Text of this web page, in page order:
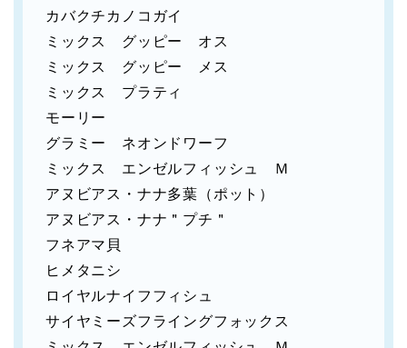
カバクチカノコガイ
ミックス グッピー オス
ミックス グッピー メス
ミックス プラティ
モーリー
グラミー ネオンドワーフ
ミックス エンゼルフィッシュ Ｍ
アヌビアス・ナナ多葉（ポット）
アヌビアス・ナナ＂プチ＂
フネアマ貝
ヒメタニシ
ロイヤルナイフフィシュ
サイヤミーズフライングフォックス